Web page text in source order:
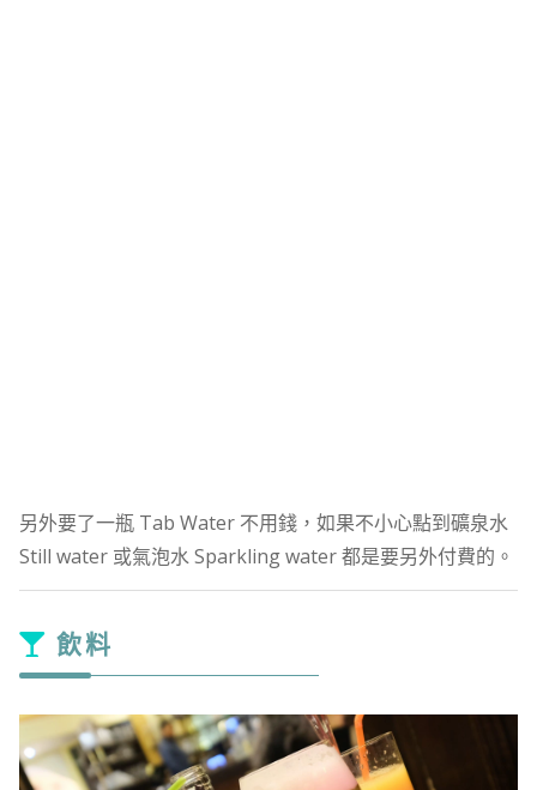
另外要了一瓶 Tab Water 不用錢，如果不小心點到礦泉水
Still water 或氣泡水 Sparkling water 都是要另外付費的。
飲料